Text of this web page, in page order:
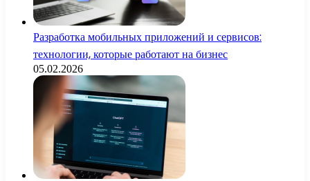
Разработка мобильных приложений и сервисов:
технологии, которые работают на бизнес
05.02.2026